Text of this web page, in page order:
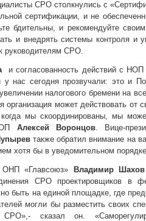
СРО столкнулись с
сертификации, и не
бдительны, и рекомендуйте
и внедрять системы контроля и
руководителям СРО.
и согласованность действий с НОП
у нас сегодня прозвучали: это и
налогового бремени на
может действовать от
мы скоординированы, мы
Алексей Воронцов. Вице-
также обратил внимание на
хотя бы в уведомительном
ОНП «Главсоюз» Владимир Шахов
СРО проектировщиков в
быть на единой площадке, где
могли бы разместить своих
сказал он.